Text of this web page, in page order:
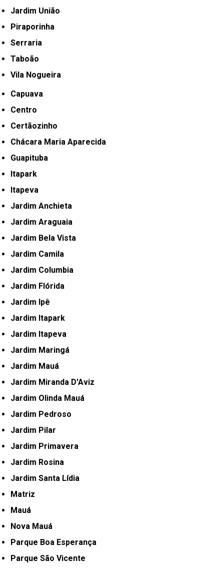
Jardim União
Piraporinha
Serraria
Taboão
Vila Nogueira
Capuava
Centro
Certãozinho
Chácara Maria Aparecida
Guapituba
Itapark
Itapeva
Jardim Anchieta
Jardim Araguaia
Jardim Bela Vista
Jardim Camila
Jardim Columbia
Jardim Flórida
Jardim Ipê
Jardim Itapark
Jardim Itapeva
Jardim Maringá
Jardim Mauá
Jardim Miranda D'Aviz
Jardim Olinda Mauá
Jardim Pedroso
Jardim Pilar
Jardim Primavera
Jardim Rosina
Jardim Santa Lídia
Matriz
Mauá
Nova Mauá
Parque Boa Esperança
Parque São Vicente